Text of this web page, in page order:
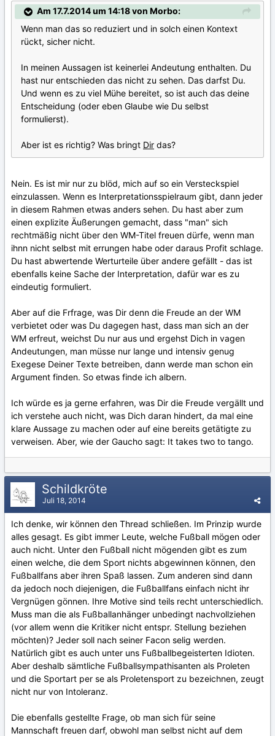
Am 17.7.2014 um 14:18 von Morbo:
Wenn man das so reduziert und in solch einen Kontext
rückt, sicher nicht.
In meinen Aussagen ist keinerlei Andeutung enthalten. Du
hast nur entschieden das nicht zu sehen. Das darfst Du.
Und wenn es zu viel Mühe bereitet, so ist auch das deine
Entscheidung (oder eben Glaube wie Du selbst
formulierst).
Aber ist es richtig? Was bringt Dir das?
Nein. Es ist mir nur zu blöd, mich auf so ein Versteckspiel
einzulassen. Wenn es Interpretationsspielraum gibt, dann jeder
in diesem Rahmen etwas anders sehen. Du hast aber zum
einen explizite Äußerungen gemacht, dass "man" sich
rechtmäßig nicht über den WM-Titel freuen dürfe, wenn man
ihnn nicht selbst mit errungen habe oder daraus Profit schlage.
Du hast abwertende Werturteile über andere gefällt - das ist
ebenfalls keine Sache der Interpretation, dafür war es zu
eindeutig formuliert.
Aber auf die Frfrage, was Dir denn die Freude an der WM
verbietet oder was Du dagegen hast, dass man sich an der
WM erfreut, weichst Du nur aus und ergehst Dich in vagen
Andeutungen, man müsse nur lange und intensiv genug
Exegese Deiner Texte betreiben, dann werde man schon ein
Argument finden. So etwas finde ich albern.
Ich würde es ja gerne erfahren, was Dir die Freude vergällt und
ich verstehe auch nicht, was Dich daran hindert, da mal eine
klare Aussage zu machen oder auf eine bereits getätigte zu
verweisen. Aber, wie der Gaucho sagt: It takes two to tango.
Schildkröte
Juli 18, 2014
Ich denke, wir können den Thread schließen. Im Prinzip wurde
alles gesagt. Es gibt immer Leute, welche Fußball mögen oder
auch nicht. Unter den Fußball nicht mögenden gibt es zum
einen welche, die dem Sport nichts abgewinnen können, den
Fußballfans aber ihren Spaß lassen. Zum anderen sind dann
da jedoch noch diejenigen, die Fußballfans einfach nicht ihr
Vergnügen gönnen. Ihre Motive sind teils recht unterschiedlich.
Muss man die als Fußballanhänger unbedingt nachvollziehen
(vor allem wenn die Kritiker nicht entspr. Stellung beziehen
möchten)? Jeder soll nach seiner Facon selig werden.
Natürlich gibt es auch unter uns Fußballbegeisterten Idioten.
Aber deshalb sämtliche Fußballsympathisanten als Proleten
und die Sportart per se als Proletensport zu bezeichnen, zeugt
nicht nur von Intoleranz.
Die ebenfalls gestellte Frage, ob man sich für seine
Mannschaft freuen darf, obwohl man selbst nicht auf dem